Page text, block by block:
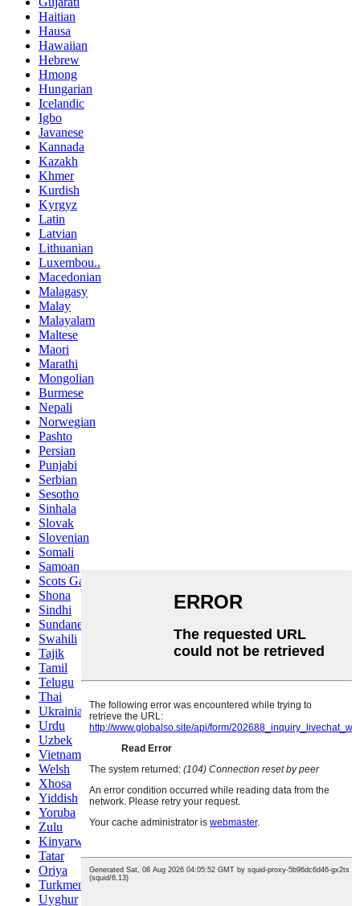
Haitian
Hausa
Hawaiian
Hebrew
Hmong
Hungarian
Icelandic
Igbo
Javanese
Kannada
Kazakh
Khmer
Kurdish
Kyrgyz
Latin
Latvian
Lithuanian
Luxembou..
Macedonian
Malagasy
Malay
Malayalam
Maltese
Maori
Marathi
Mongolian
Burmese
Nepali
Norwegian
Pashto
Persian
Punjabi
Serbian
Sesotho
Sinhala
Slovak
Slovenian
Somali
Samoan
Scots Gaelic
Shona
Sindhi
Sundanese
Swahili
Tajik
Tamil
Telugu
Thai
Ukrainian
Urdu
Uzbek
Vietnamese
Welsh
Xhosa
Yiddish
Yoruba
Zulu
Kinyarwanda
Tatar
Oriya
Turkmen
Uyghur